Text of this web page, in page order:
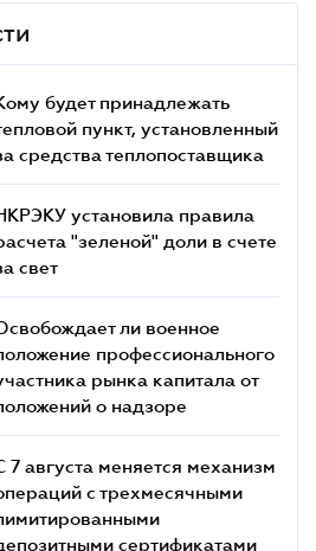
будет принадлежать
пункт, установленный
средства теплопоставщика
установила правила
"зеленой" доли в счете
свет
ли военное
профессионального
рынка капитала от
о надзоре
7 августа меняется механизм
с трехмесячными
сертификатами